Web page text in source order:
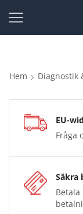
Hem Diagnostik
EU-
Fråga
Säkra